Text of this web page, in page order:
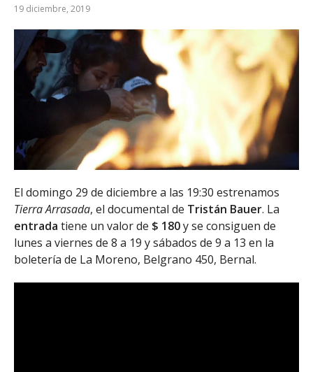
19 diciembre, 2019
El domingo 29 de diciembre a las 19:30 estrenamos
Tierra Arrasada, el documental de Tristán Bauer. La
entrada tiene un valor de $ 180y se consiguen de
lunes a viernes de 8 a 19 y sábados de 9 a 13 en la
boletería de La Moreno, Belgrano 450, Bernal.